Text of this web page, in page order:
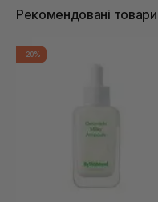
Рекомендовані товари
-20%